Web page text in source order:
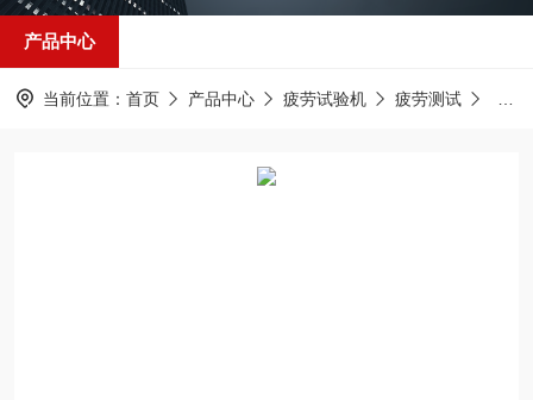
产品中心
当前位置： 首页 产品中心 疲劳试验机 疲劳测试